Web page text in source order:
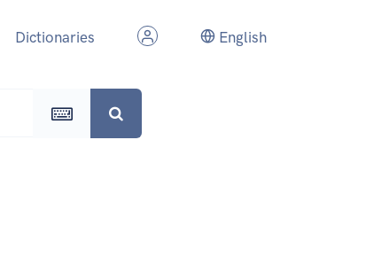
Dictionaries English